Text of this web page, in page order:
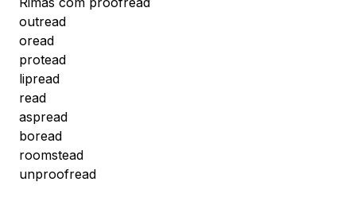
outread
oread
protead
lipread
read
aspread
boread
roomstead
unproofread